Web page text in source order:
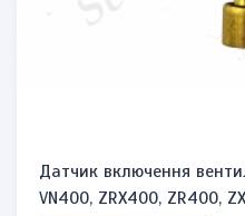
Датчик включення
VN400, ZRX400, ZR400,